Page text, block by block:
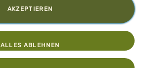
AKZEPTIEREN
ALLES ABLEHNEN